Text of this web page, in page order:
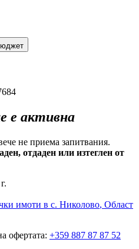
е активна
не приема запитвания.
отдаден или изтеглен от
г.
имоти в с. Николово, Област
офертата: +359 887 87 87 52